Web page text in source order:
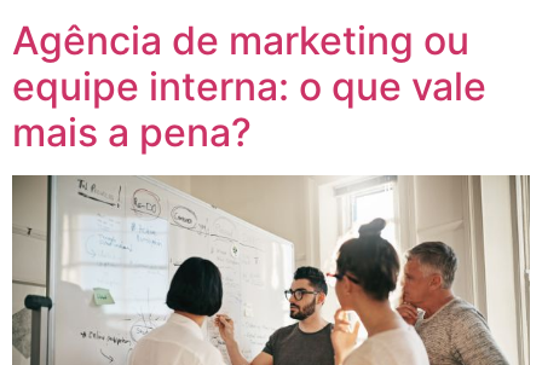
Agência de marketing ou
equipe interna: o que vale
mais a pena?